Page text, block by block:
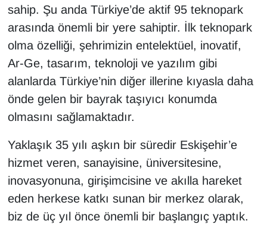
sahip. Şu anda Türkiye’de aktif 95 teknopark
arasında önemli bir yere sahiptir. İlk teknopark
olma özelliği, şehrimizin entelektüel, inovatif,
Ar-Ge, tasarım, teknoloji ve yazılım gibi
alanlarda Türkiye’nin diğer illerine kıyasla daha
önde gelen bir bayrak taşıyıcı konumda
olmasını sağlamaktadır.
Yaklaşık 35 yılı aşkın bir süredir Eskişehir’e
hizmet veren, sanayisine, üniversitesine,
inovasyonuna, girişimcisine ve akılla hareket
eden herkese katkı sunan bir merkez olarak,
biz de üç yıl önce önemli bir başlangıç yaptık.